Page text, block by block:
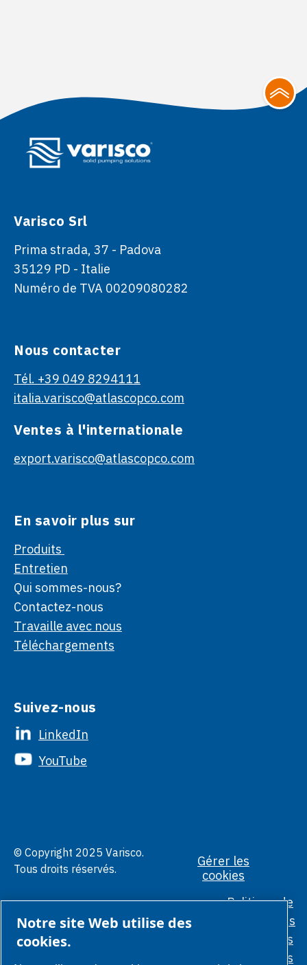
Varisco Srl
Prima strada, 37 - Padova
35129 PD - Italie
Numéro de TVA 00209080282
Nous contacter
Tél. +39 049 8294111
italia.varisco@atlascopco.com
Ventes à l'internationale
export.varisco@atlascopco.com
En savoir plus sur
Produits
Entretien
Qui sommes-nous?
Contactez-nous
Travaille avec nous
Téléchargements
Suivez-nous
LinkedIn
YouTube
© Copyright 2025 Varisco.
Tous droits réservés.
Gérer les
cookies
Politique de
confidentialité
Conditions
Normes
éthiques
Notre site Web utilise des
cookies.